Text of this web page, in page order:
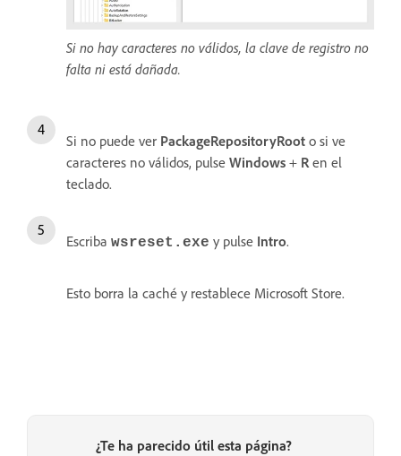
Si no hay caracteres no válidos, la clave de registro no
falta ni está dañada.
Si no puede ver PackageRepositoryRoot o si ve
caracteres no válidos, pulse Windows + R en el
teclado.
Escriba wsreset.exe y pulse Intro.
Esto borra la caché y restablece Microsoft Store.
¿Te ha parecido útil esta página?